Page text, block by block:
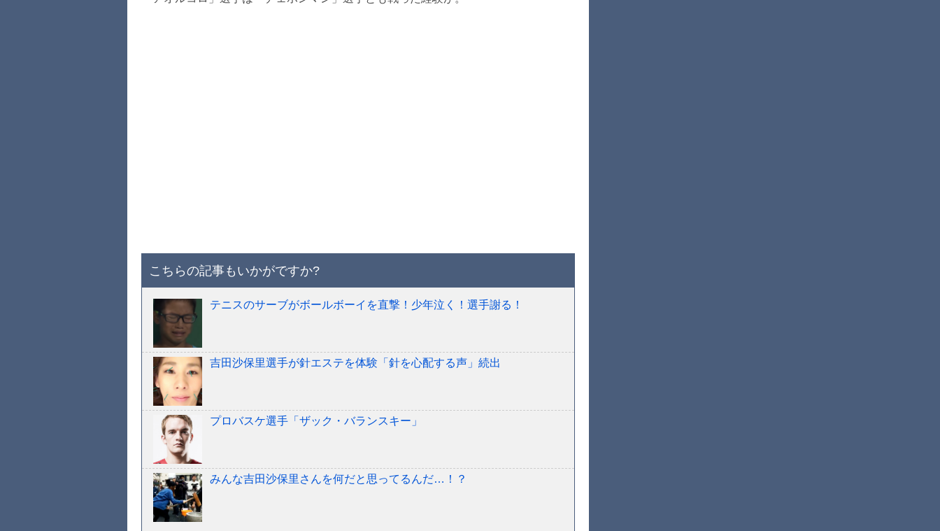
こちらの記事もいかがですか?
テニスのサーブがボールボーイを直撃！少年泣く！選手謝る！
吉田沙保里選手が針エステを体験「針を心配する声」続出
プロバスケ選手「ザック・バランスキー」
みんな吉田沙保里さんを何だと思ってるんだ…！？